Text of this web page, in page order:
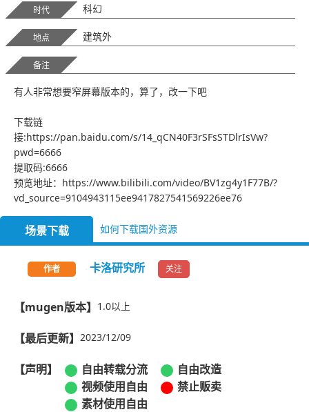
时代 科幻
地点 建筑外
备注
有人非常想要窄屏幕版本的，算了，改一下吧
下载链
接:https://pan.baidu.com/s/14_qCN40F3rSFsSTDlrIsVw?
pwd=6666
提取码:6666
预览地址：https://www.bilibili.com/video/BV1zg4y1F77B/?
vd_source=9104943115ee9417827541569226ee76
场景下载 如何下载国外资源
作者 卡洛研究所 关注
【mugen版本】 1.0以上
【最后更新】 2023/12/09
【声明】 自由转载分流
自由改造
视频使用自由
禁止贩卖
素材使用自由